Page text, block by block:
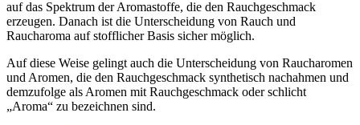
auf das Spektrum der Aromastoffe, die den Rauchgeschmack
erzeugen. Danach ist die Unterscheidung von Rauch und
Raucharoma auf stofflicher Basis sicher möglich.
Auf diese Weise gelingt auch die Unterscheidung von Raucharomen
und Aromen, die den Rauchgeschmack synthetisch nachahmen und
demzufolge als Aromen mit Rauchgeschmack oder schlicht
„Aroma“ zu bezeichnen sind.